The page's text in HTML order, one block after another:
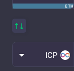
ETH
ICP